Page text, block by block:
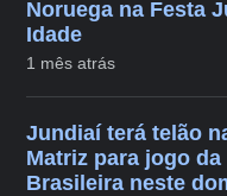
Noruega na Festa
Idade
1 mês atrás
Jundiaí terá telão
Matriz para jogo da
Brasileira neste